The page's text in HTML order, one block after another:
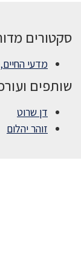
סקטורים
מדעי
שותפים
דן שרוט
זוהר יהלום